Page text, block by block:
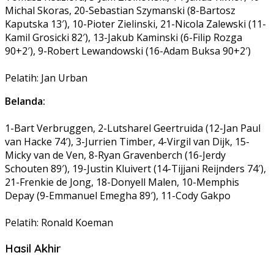
Michal Skoras, 20-Sebastian Szymanski (8-Bartosz
Kaputska 13′), 10-Pioter Zielinski, 21-Nicola Zalewski (11-
Kamil Grosicki 82′), 13-Jakub Kaminski (6-Filip Rozga
90+2′), 9-Robert Lewandowski (16-Adam Buksa 90+2′)
Pelatih: Jan Urban
Belanda:
1-Bart Verbruggen, 2-Lutsharel Geertruida (12-Jan Paul
van Hacke 74′), 3-Jurrien Timber, 4-Virgil van Dijk, 15-
Micky van de Ven, 8-Ryan Gravenberch (16-Jerdy
Schouten 89′), 19-Justin Kluivert (14-Tijjani Reijnders 74′),
21-Frenkie de Jong, 18-Donyell Malen, 10-Memphis
Depay (9-Emmanuel Emegha 89′), 11-Cody Gakpo
Pelatih: Ronald Koeman
Hasil Akhir